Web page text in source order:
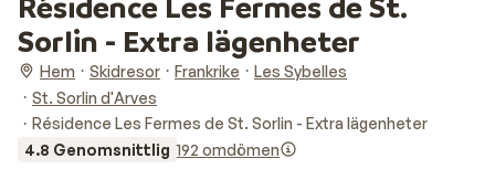
Sorlin - Extra lägenheter
Hem Skidresor Frankrike
Les Sybelles
St. Sorlin d'Arves
Résidence Les Fermes de St. Sorlin - Extra lägenheter
4.8 Genomsnittlig 192 omdömen